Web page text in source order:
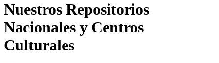
Nuestros Repositorios
Nacionales y Centros
Culturales